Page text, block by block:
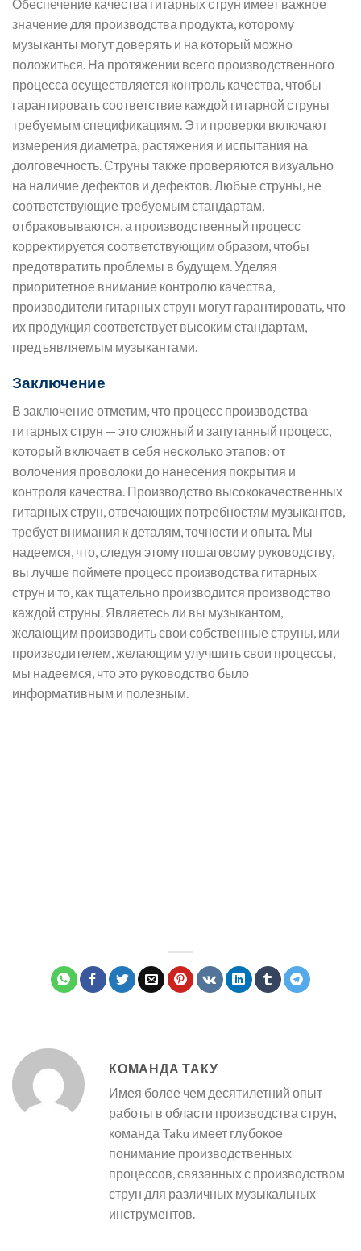
Обеспечение качества гитарных струн имеет важное
значение для производства продукта, которому
музыканты могут доверять и на который можно
положиться. На протяжении всего производственного
процесса осуществляется контроль качества, чтобы
гарантировать соответствие каждой гитарной струны
требуемым спецификациям. Эти проверки включают
измерения диаметра, растяжения и испытания на
долговечность. Струны также проверяются визуально
на наличие дефектов и дефектов. Любые струны, не
соответствующие требуемым стандартам,
отбраковываются, а производственный процесс
корректируется соответствующим образом, чтобы
предотвратить проблемы в будущем. Уделяя
приоритетное внимание контролю качества,
производители гитарных струн могут гарантировать, что
их продукция соответствует высоким стандартам,
предъявляемым музыкантами.
Заключение
В заключение отметим, что процесс производства
гитарных струн — это сложный и запутанный процесс,
который включает в себя несколько этапов: от
волочения проволоки до нанесения покрытия и
контроля качества. Производство высококачественных
гитарных струн, отвечающих потребностям музыкантов,
требует внимания к деталям, точности и опыта. Мы
надеемся, что, следуя этому пошаговому руководству,
вы лучше поймете процесс производства гитарных
струн и то, как тщательно производится производство
каждой струны. Являетесь ли вы музыкантом,
желающим производить свои собственные струны, или
производителем, желающим улучшить свои процессы,
мы надеемся, что это руководство было
информативным и полезным.
КОМАНДА ТАКУ
Имея более чем десятилетний опыт
работы в области производства струн,
команда Taku имеет глубокое
понимание производственных
процессов, связанных с производством
струн для различных музыкальных
инструментов.